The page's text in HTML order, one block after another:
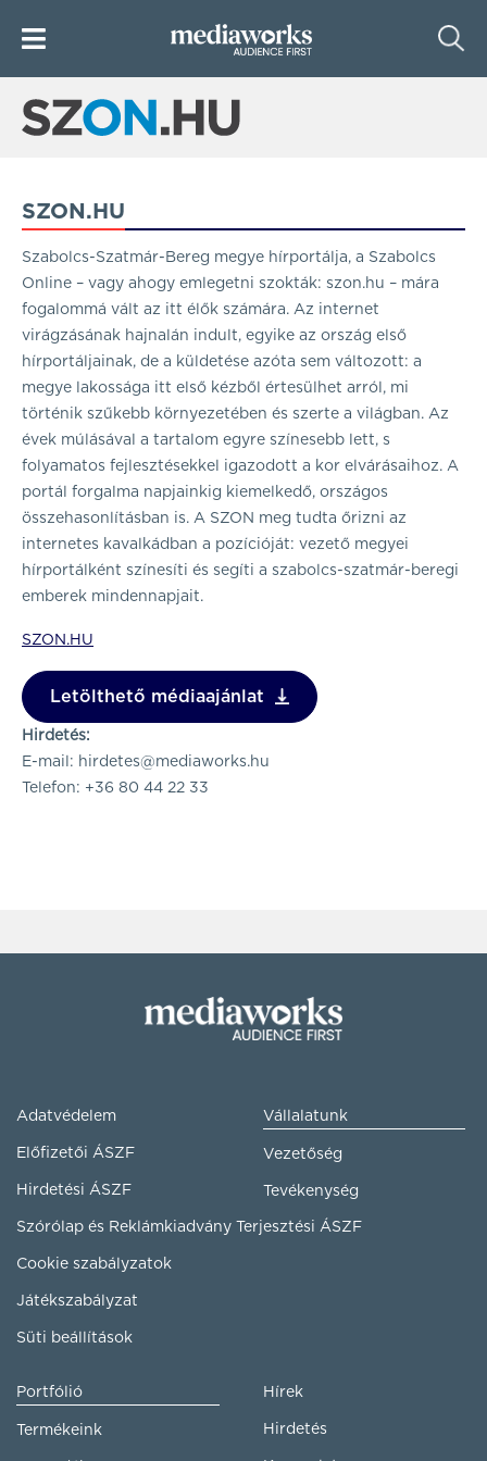
SZON.HU
Szabolcs-Szatmár-Bereg megye hírportálja, a Szabolcs
Online – vagy ahogy emlegetni szokták: szon.hu – mára
fogalommá vált az itt élők számára. Az internet
virágzásának hajnalán indult, egyike az ország első
hírportáljainak, de a küldetése azóta sem változott: a
megye lakossága itt első kézből értesülhet arról, mi
történik szűkebb környezetében és szerte a világban. Az
évek múlásával a tartalom egyre színesebb lett, s
folyamatos fejlesztésekkel igazodott a kor elvárásaihoz. A
portál forgalma napjainkig kiemelkedő, országos
összehasonlításban is. A SZON meg tudta őrizni az
internetes kavalkádban a pozícióját: vezető megyei
hírportálként színesíti és segíti a szabolcs-szatmár-beregi
emberek mindennapjait.
SZON.HU
Letölthető médiaajánlat
Hirdetés:
E-mail: hirdetes@mediaworks.hu
Telefon: +36 80 44 22 33
Adatvédelem
Előfizetői ÁSZF
Hirdetési ÁSZF
Szórólap és Reklámkiadvány Terjesztési ÁSZF
Cookie szabályzatok
Játékszabályzat
Süti beállítások
Vállalatunk
Vezetőség
Tevékenység
Portfólió
Termékeink
Hírek
Hirdetés